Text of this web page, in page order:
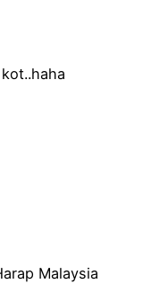
Malaysia